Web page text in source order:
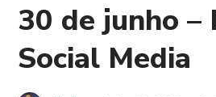
30 de junho –
Social Media